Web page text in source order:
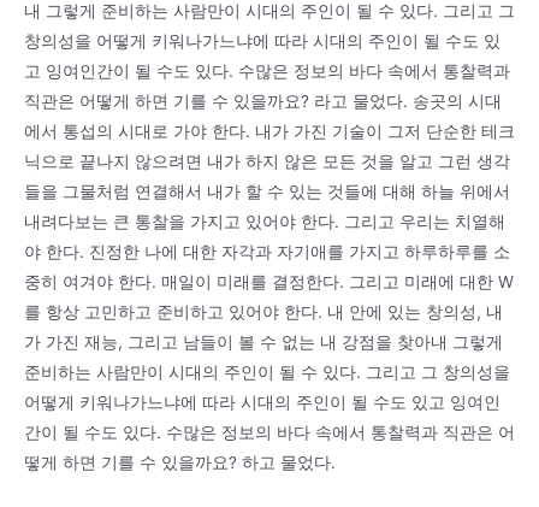
내 그렇게 준비하는 사람만이 시대의 주인이 될 수 있다. 그리고 그
창의성을 어떻게 키워나가느냐에 따라 시대의 주인이 될 수도 있
고 잉여인간이 될 수도 있다. 수많은 정보의 바다 속에서 통찰력과
직관은 어떻게 하면 기를 수 있을까요? 라고 물었다. 송곳의 시대
에서 통섭의 시대로 가야 한다. 내가 가진 기술이 그저 단순한 테크
닉으로 끝나지 않으려면 내가 하지 않은 모든 것을 알고 그런 생각
들을 그물처럼 연결해서 내가 할 수 있는 것들에 대해 하늘 위에서
내려다보는 큰 통찰을 가지고 있어야 한다. 그리고 우리는 치열해
야 한다. 진정한 나에 대한 자각과 자기애를 가지고 하루하루를 소
중히 여겨야 한다. 매일이 미래를 결정한다. 그리고 미래에 대한 W
를 항상 고민하고 준비하고 있어야 한다. 내 안에 있는 창의성, 내
가 가진 재능, 그리고 남들이 볼 수 없는 내 강점을 찾아내 그렇게
준비하는 사람만이 시대의 주인이 될 수 있다. 그리고 그 창의성을
어떻게 키워나가느냐에 따라 시대의 주인이 될 수도 있고 잉여인
간이 될 수도 있다. 수많은 정보의 바다 속에서 통찰력과 직관은 어
떻게 하면 기를 수 있을까요? 하고 물었다.